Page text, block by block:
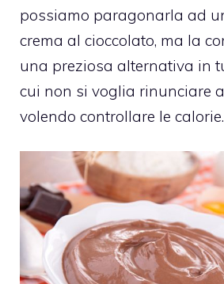
possiamo paragonarla ad
crema al cioccolato, ma la
una preziosa alternativa in
cui non si voglia rinunciare
volendo controllare le calorie.